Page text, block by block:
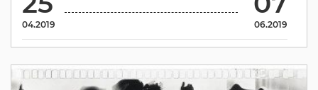
04.2019 06.2019